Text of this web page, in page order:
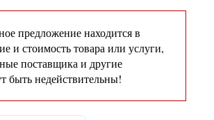
предложение находится в
и стоимость товара или услуги,
поставщика и другие
быть недействительны!